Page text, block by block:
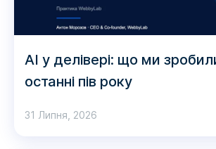
AI у делівері: що ми
останні пів року
31 Липня, 2026